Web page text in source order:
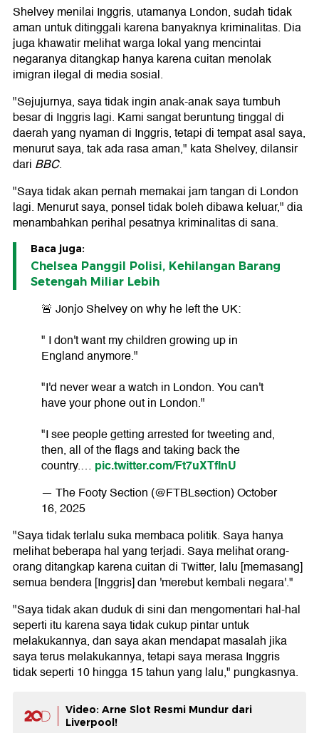
Shelvey menilai Inggris, utamanya London, sudah tidak
aman untuk ditinggali karena banyaknya kriminalitas. Dia
juga khawatir melihat warga lokal yang mencintai
negaranya ditangkap hanya karena cuitan menolak
imigran ilegal di media sosial.
"Sejujurnya, saya tidak ingin anak-anak saya tumbuh
besar di Inggris lagi. Kami sangat beruntung tinggal di
daerah yang nyaman di Inggris, tetapi di tempat asal saya,
menurut saya, tak ada rasa aman," kata Shelvey, dilansir
dari BBC.
"Saya tidak akan pernah memakai jam tangan di London
lagi. Menurut saya, ponsel tidak boleh dibawa keluar," dia
menambahkan perihal pesatnya kriminalitas di sana.
Baca juga:
Chelsea Panggil Polisi, Kehilangan Barang
Setengah Miliar Lebih
🚨 Jonjo Shelvey on why he left the UK:
" I don't want my children growing up in
England anymore."
"I'd never wear a watch in London. You can't
have your phone out in London."
"I see people getting arrested for tweeting and,
then, all of the flags and taking back the
country.… pic.twitter.com/Ft7uXTfInU
— The Footy Section (@FTBLsection)October
16, 2025
"Saya tidak terlalu suka membaca politik. Saya hanya
melihat beberapa hal yang terjadi. Saya melihat orang-
orang ditangkap karena cuitan di Twitter, lalu [memasang]
semua bendera [Inggris] dan 'merebut kembali negara'."
"Saya tidak akan duduk di sini dan mengomentari hal-hal
seperti itu karena saya tidak cukup pintar untuk
melakukannya, dan saya akan mendapat masalah jika
saya terus melakukannya, tetapi saya merasa Inggris
tidak seperti 10 hingga 15 tahun yang lalu," pungkasnya.
Video: Arne Slot Resmi Mundur dari
Liverpool!